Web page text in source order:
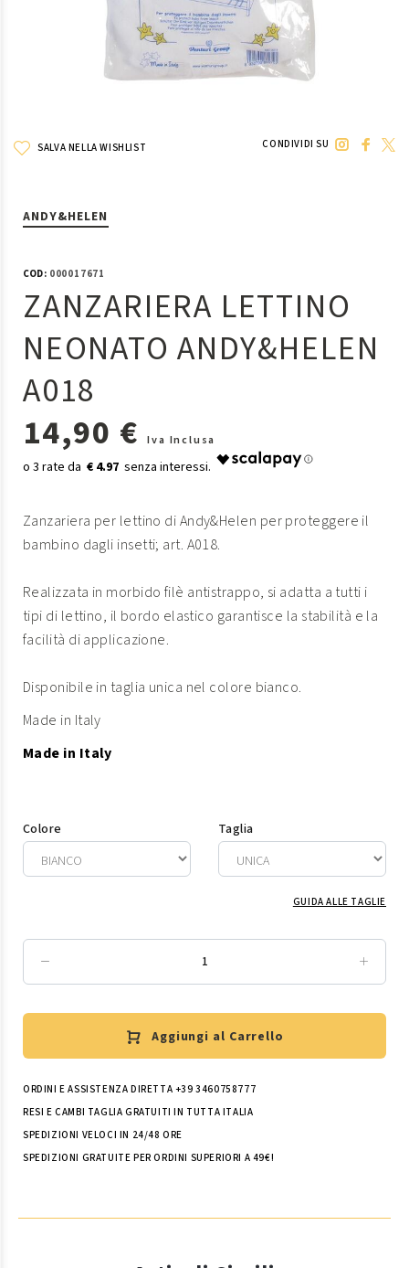
SALVA NELLA WISHLIST CONDIVIDI SU
ANDY&HELEN
COD:000017671
ZANZARIERA LETTINO
NEONATO ANDY&HELEN
A018
14,90 €
Iva Inclusa
€ 4.97
Zanzariera per lettino di Andy&Helen per proteggere il
bambino dagli insetti; art. A018.
Realizzata in morbido filè antistrappo, si adatta a tutti i
tipi di lettino, il bordo elastico garantisce la stabilità e la
facilità di applicazione.
Disponibile in taglia unica nel colore bianco.
Made in Italy
Made in Italy
Colore Taglia
GUIDA ALLE TAGLIE
Aggiungi al Carrello
ORDINI E ASSISTENZA DIRETTA +39 3460758777
RESI E CAMBI TAGLIA GRATUITI IN TUTTA ITALIA
SPEDIZIONI VELOCI IN 24/48 ORE
SPEDIZIONI GRATUITE PER ORDINI SUPERIORI A 49€!